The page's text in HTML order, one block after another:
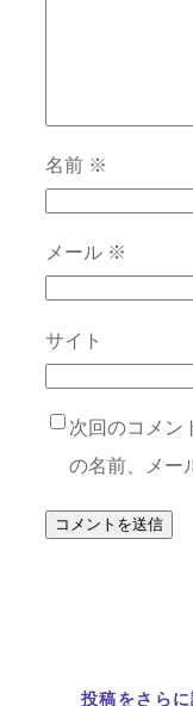
名前 ※
メール ※
サイト
次回のコメン
の名前、メー
投稿をさら